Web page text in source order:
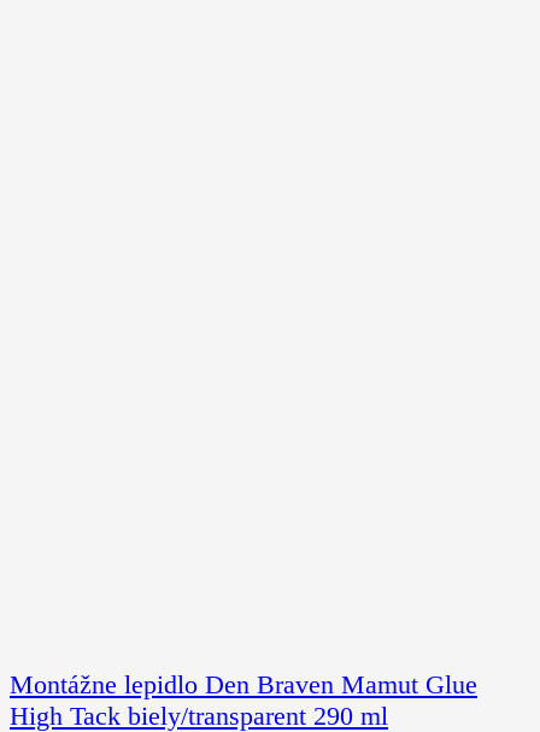
Montážne lepidlo Den Braven Mamut Glue
High Tack biely/transparent 290 ml